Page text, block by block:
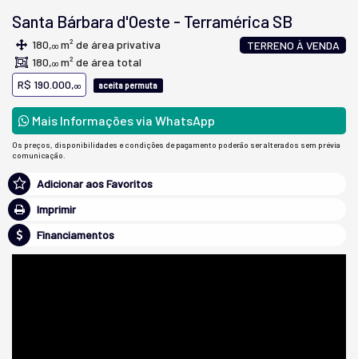
Santa Bárbara d'Oeste - Terramérica SB
TERRENO À VENDA
180,00 m² de área privativa
180,00 m² de área total
R$ 190.000,00 aceita permuta
Mais Informações via WhatsApp
Os preços, disponibilidades e condições de pagamento poderão ser alterados sem prévia
comunicação.
Adicionar aos Favoritos
Imprimir
Financiamentos